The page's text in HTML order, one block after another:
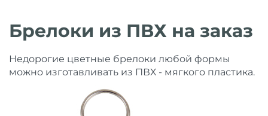
Брелоки из ПВХ на заказ
Недорогие цветные брелоки любой формы
можно изготавливать из ПВХ - мягкого пластика.